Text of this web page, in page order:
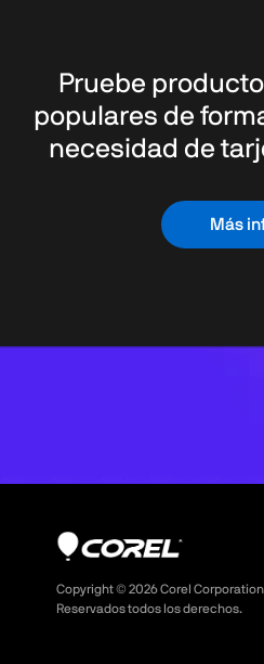
Pruebe
populares de forma
necesidad de
Más
Copyright © 2026Corel
Reservados todos los derechos.